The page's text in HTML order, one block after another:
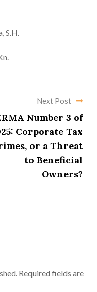
S.H.
Next Post
Number 3 of
Corporate Tax
or a Threat
to Beneficial
Owners?
Required fields are